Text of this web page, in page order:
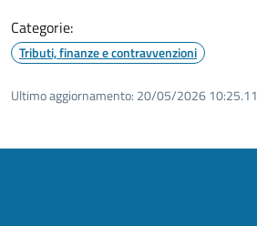
Categorie:
Tributi, finanze e contravvenzioni
Ultimo aggiornamento: 20/05/2026 10:25.11